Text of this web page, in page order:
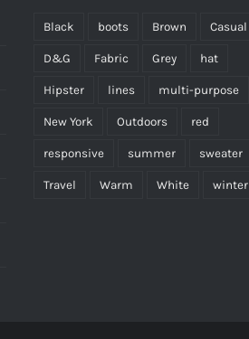
Black boots Brown Casual
D&G Fabric Grey hat
Hipster lines multi-purpose
New York Outdoors red
responsive summer sweater
Travel Warm White winter